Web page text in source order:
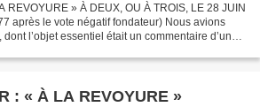
REVOYURE » À DEUX, OU À TROIS, LE 28 JUIN
après le vote négatif fondateur) Nous avions
l’objet essentiel était un commentaire d’une
: « À LA REVOYURE »